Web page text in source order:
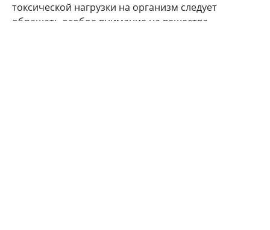
токсической нагрузки на организм следует
обращать особое внимание на вещества,